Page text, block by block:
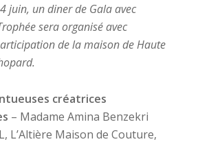
juin, un diner de Gala avec
sera organisé avec
de la maison de Haute
créatrices
– Madame Amina Benzekri
L’Altière Maison de Couture,